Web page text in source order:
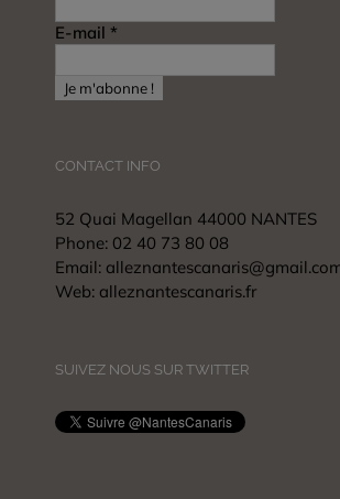
E-mail *
CONTACT INFO
52 Quai Magellan 44000 NANTES
Phone: 02 40 73 80 08
Email:
Web: alleznantescanaris.fr
SUIVEZ NOUS SUR TWITTER